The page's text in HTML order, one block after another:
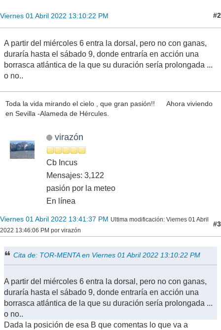
Viernes 01 Abril 2022 13:10:22 PM #2
A partir del miércoles 6 entra la dorsal, pero no con ganas,
duraría hasta el sábado 9, donde entraría en acción una
borrasca atlántica de la que su duración sería prolongada ...
o no..
Toda la vida mirando el cielo , que gran pasión!! Ahora viviendo
en Sevilla -Alameda de Hércules.
virazón
Cb Incus
Mensajes: 3,122
pasión por la meteo
En línea
Viernes 01 Abril 2022 13:41:37 PM Ultima modificación: Viernes 01 Abril
2022 13:46:06 PM por virazón
#3
Cita de: TOR-MENTA en Viernes 01 Abril 2022 13:10:22 PM
A partir del miércoles 6 entra la dorsal, pero no con ganas,
duraría hasta el sábado 9, donde entraría en acción una
borrasca atlántica de la que su duración sería prolongada ...
o no..
Dada la posición de esa B que comentas lo que va a